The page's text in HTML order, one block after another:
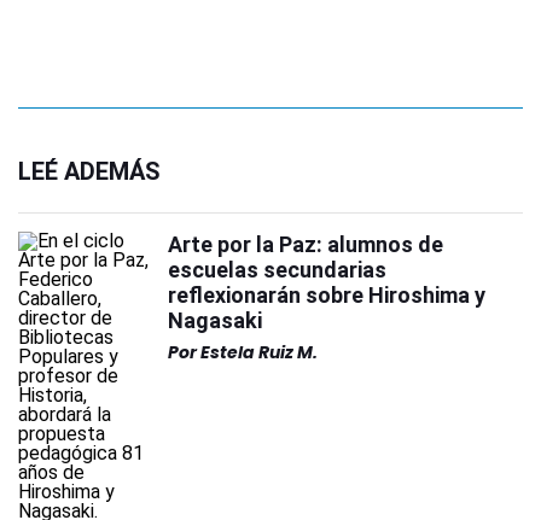
LEÉ ADEMÁS
Arte por la Paz: alumnos de
escuelas secundarias
reflexionarán sobre Hiroshima y
Nagasaki
PorEstela Ruiz M.